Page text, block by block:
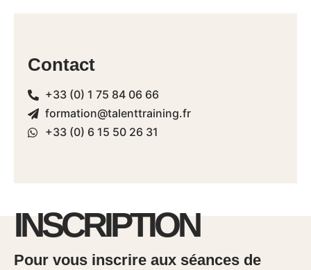
Contact
+33 (0) 1 75 84 06 66
formation@talenttraining.fr
+33 (0) 6 15 50 26 31
INSCRIPTION
Pour vous inscrire aux séances de